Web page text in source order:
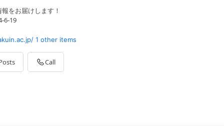
をお届けします！
6-19
1 other items
Call